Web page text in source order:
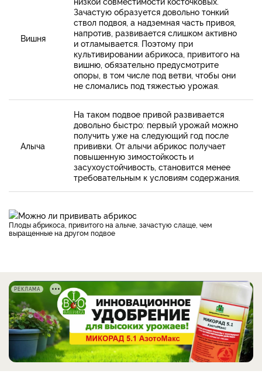
Вишня
Зачастую образуется довольно тонкий
ствол подвоя, а надземная часть привоя,
напротив, развивается слишком активно
и отламывается. Поэтому при
культивировании абрикоса, привитого на
вишню, обязательно предусмотрите
опоры, в том числе под ветви, чтобы они
не сломались под тяжестью урожая.
Алыча
На таком подвое привой развивается
довольно быстро: первый урожай можно
получить уже на следующий год после
прививки. От алычи абрикос получает
повышенную зимостойкость и
засухоустойчивость, становится менее
требовательным к условиям содержания.
Плоды абрикоса, привитого на алыче, зачастую слаще, чем
выращенные на другом подвое
РЕКЛАМА